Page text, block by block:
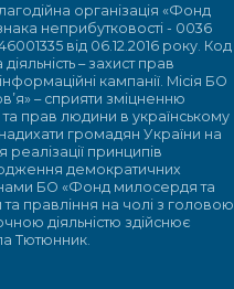
організація «Фонд
неприбутковості - 0036
від 06.12.2016 року. Код
– захист прав
кампанії. Місія БО
– сприяти зміцненню
та прав людини в українському
надихати громадян України на
реалізації принципів
демократичних
БО «Фонд милосердя та
та правління на чолі з головою
діяльністю здійснює
Тютюнник.